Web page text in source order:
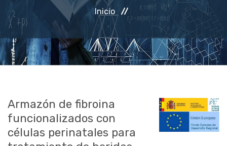
INVESTIGACIÓN
RRHH
ACCESO PERSONAL
Inicio
Armazón de fibroina
funcionalizados con
células perinatales para